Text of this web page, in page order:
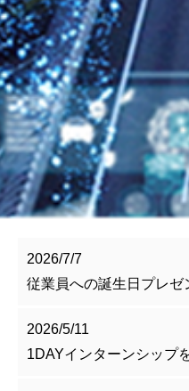
2026/7/7
従業員への誕生日プレ
2026/5/11
1DAYインターンシップ